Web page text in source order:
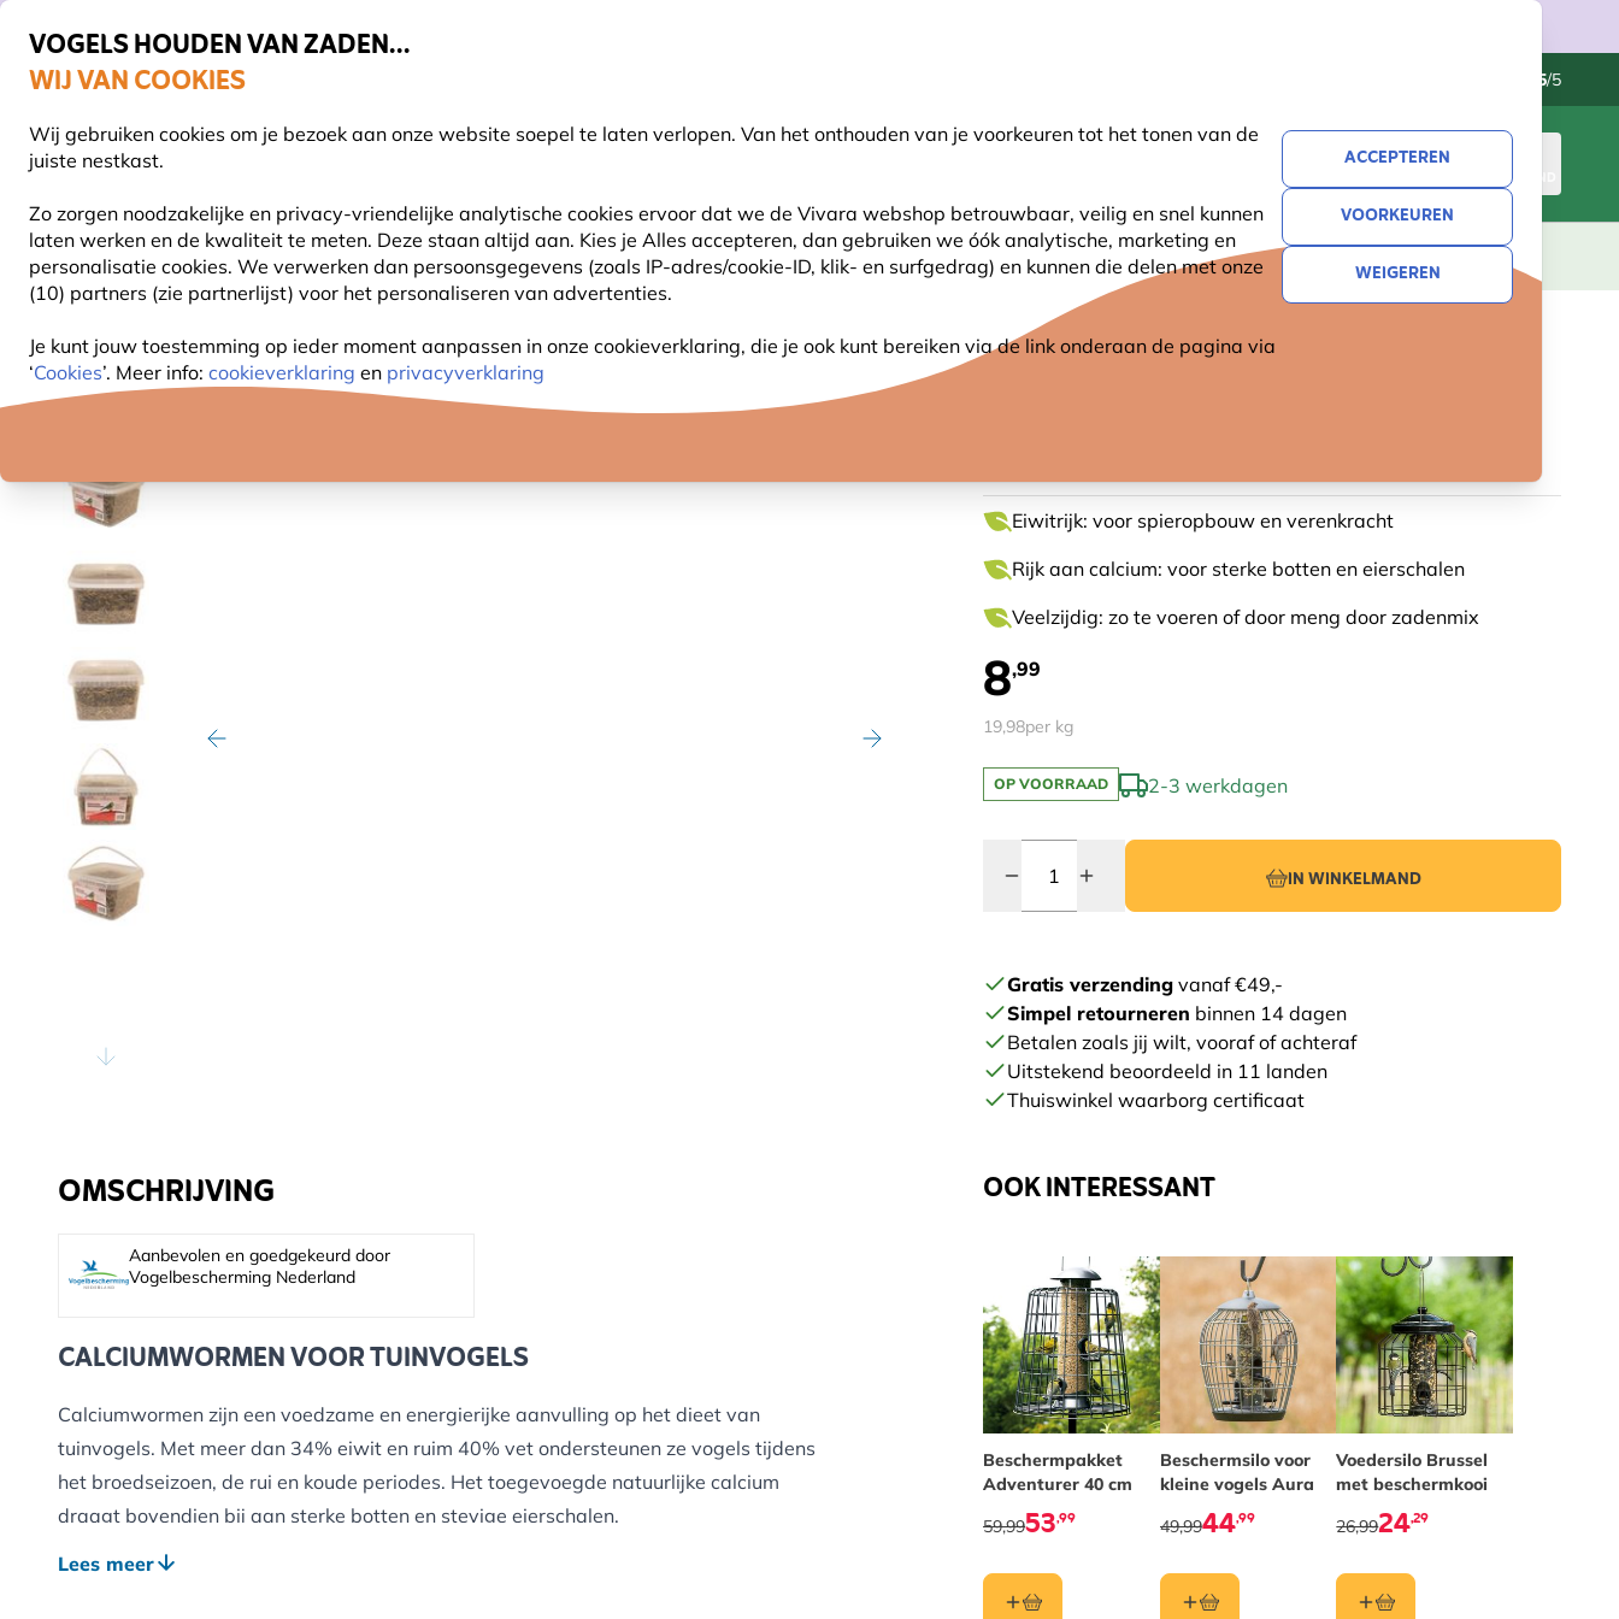
VOGELS HOUDEN VAN ZADEN...
WIJ VAN COOKIES
Wij gebruiken cookies om je bezoek aan onze website soepel te laten verlopen. Van het onthouden van je voorkeuren tot het tonen van de
juiste nestkast.
Zo zorgen noodzakelijke en privacy-vriendelijke analytische cookies ervoor dat we de Vivara webshop betrouwbaar, veilig en snel kunnen
laten werken en de kwaliteit te meten. Deze staan altijd aan. Kies je Alles accepteren, dan gebruiken we óók analytische, marketing en
personalisatie cookies. We verwerken dan persoonsgegevens (zoals IP-adres/cookie-ID, klik- en surfgedrag) en kunnen die delen met onze
(10) partners (zie partnerlijst) voor het personaliseren van advertenties.
Je kunt jouw toestemming op ieder moment aanpassen in onze cookieverklaring, die je ook kunt bereiken via de link onderaan de pagina via
‘Cookies’. Meer info: cookieverklaring en privacyverklaring
ACCEPTEREN
VOORKEUREN
WEIGEREN
Uitstekend beoordeeld in 11 landen
Gratis thuisbezorgd vanaf €49 4.5/5
Zoeken
WINKELMAND
VOGELVOER VOEDERSYSTEMEN VOGELHUISJES ANDERE DIEREN PLANTEN NATUURBELEVING CADEAUS NIEUW SALE
Eiwitrijk: voor spieropbouw en verenkracht
Rijk aan calcium: voor sterke botten en eierschalen
Veelzijdig: zo te voeren of door meng door zadenmix
8,99
19,98per kg
OP VOORRAAD 2-3 werkdagen
IN WINKELMAND
Gratis verzending vanaf €49,-
Simpel retourneren binnen 14 dagen
Betalen zoals jij wilt, vooraf of achteraf
Uitstekend beoordeeld in 11 landen
Thuiswinkel waarborg certificaat
OOK INTERESSANT
Beschermpakket
Adventurer 40 cm
53,99
59,99
Beschermsilo voor
kleine vogels Aura
44,99
49,99
Voedersilo Brussel
met beschermkooi
24,29
26,99
OMSCHRIJVING
Aanbevolen en goedgekeurd door
Vogelbescherming Nederland
CALCIUMWORMEN VOOR TUINVOGELS
Calciumwormen zijn een voedzame en energierijke aanvulling op het dieet van
tuinvogels. Met meer dan 34% eiwit en ruim 40% vet ondersteunen ze vogels tijdens
het broedseizoen, de rui en koude periodes. Het toegevoegde natuurlijke calcium
draagt bovendien bij aan sterke botten en stevige eierschalen.
BELANGRIJKSTE VOORDELEN
Lees meer